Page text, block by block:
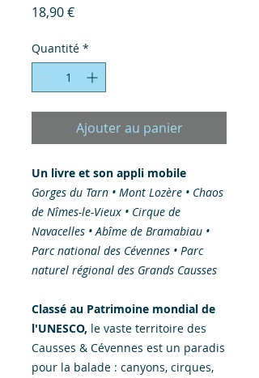
18,90 €Prix
Quantité *
Ajouter au panier
Un livre et son appli mobile
Gorges du Tarn • Mont Lozère • Chaos
de Nîmes-le-Vieux • Cirque de
Navacelles • Abîme de Bramabiau •
Parc national des Cévennes • Parc
naturel régional des Grands Causses
Classé au Patrimoine mondial de
l'UNESCO, le vaste territoire des
Causses & Cévennes est un paradis
pour la balade : canyons, cirques,